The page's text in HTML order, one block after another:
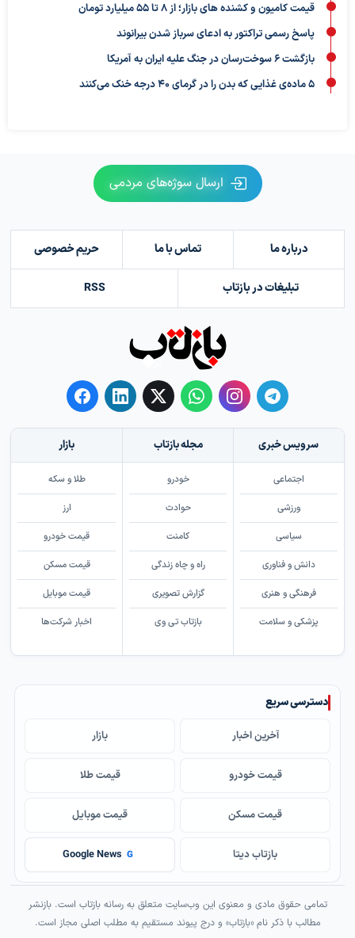
قیمت کامیون و کشنده های بازار؛ از ۸ تا ۵۵ میلیارد تومان
پاسخ رسمی تراکتور به ادعای سرباز شدن بیرانوند
بازگشت ۶ سوخت‌رسان در جنگ علیه ایران به آمریکا
۵ ماده‌ی غذایی که بدن را در گرمای ۴۰ درجه خنک می‌کنند
ارسال سوژه‌های مردمی
درباره ما تماس با ما حریم خصوصی
تبلیغات در بازتاب RSS
سرویس خبری
اجتماعی
ورزشی
سیاسی
دانش و فناوری
فرهنگی و هنری
پزشکی و سلامت
مجله بازتاب
خودرو
حوادث
کامنت
راه و چاه زندگی
گزارش تصویری
بازتاب تی وی
بازار
طلا و سکه
ارز
قیمت خودرو
قیمت مسکن
قیمت موبایل
اخبار شرکت‌ها
دسترسی سریع
آخرین اخبار بازار
قیمت خودرو قیمت طلا
قیمت مسکن قیمت موبایل
بازتاب دیتا G
Google News
تمامی حقوق مادی و معنوی این وب‌سایت متعلق به رسانه بازتاب است. بازنشر
مطالب با ذکر نام «بازتاب» و درج پیوند مستقیم به مطلب اصلی مجاز است.